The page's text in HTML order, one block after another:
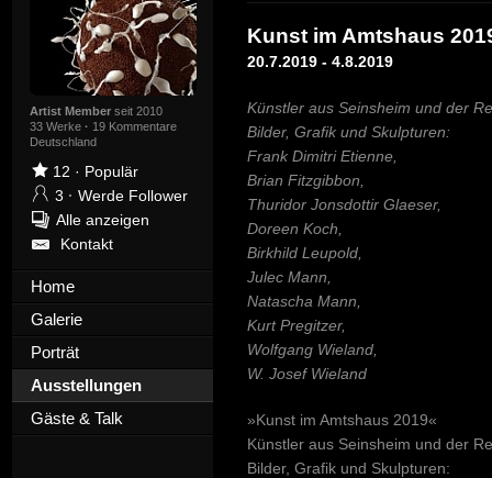
Fokus-Werke
Neue Werke – Auswahl
Artist Memberseit 2010
33 Werke · 19 Kommentare
Deutschland
12 · Populär
3 · Werde Follower
Alle anzeigen
Kontakt
Home
Galerie
Porträt
Ausstellungen
Gäste & Talk
Kunst im Amtshaus
20.7.2019 - 4.8.2019
Künstler aus Seinsheim und der
Bilder, Grafik und Skulpturen:
Frank Dimitri Etienne,
Brian Fitzgibbon,
Thuridor Jonsdottir Glaeser,
Doreen Koch,
Birkhild Leupold,
Julec Mann,
Natascha Mann,
Kurt Pregitzer,
Wolfgang Wieland,
W. Josef Wieland
»Kunst im Amtshaus 2019«
Künstler aus Seinsheim und der
Bilder, Grafik und Skulpturen: